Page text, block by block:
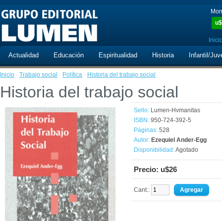
u$
Actualidad Educación Espiritualidad Historia Infantil/
Inicio · Trabajo social · Política · Historia del trabajo social
Historia del trabajo social
Sello: Lumen-Hvmanitas
ISBN: 950-724-392-5
Páginas: 528
Autor: Ezequiel Ander-Egg
Disponibilidad:Agotado
Precio: u$26
Cant.: